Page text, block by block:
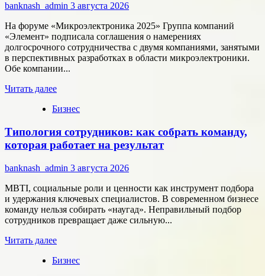
онлайн-
banknash_admin 3 августа 2026
На форуме «Микроэлектроника 2025» Группа компаний
«Элемент» подписала соглашения о намерениях
долгосрочного сотрудничества с двумя компаниями, занятыми
в перспективных разработках в области микроэлектроники.
Обе компании...
Читать далееПрочитать
о
компаний
«Элемент»
развивает
сотрудничество
с
центрами
разработки
в
области
микроэлектроники
Бизнес
Типология сотрудников: как собрать команду,
которая работает на результат
banknash_admin 3 августа 2026
MBTI, социальные роли и ценности как инструмент подбора
и удержания ключевых специалистов. В современном бизнесе
команду нельзя собирать «наугад». Неправильный подбор
сотрудников превращает даже сильную...
Читать далееПрочитать
о
Бизнес